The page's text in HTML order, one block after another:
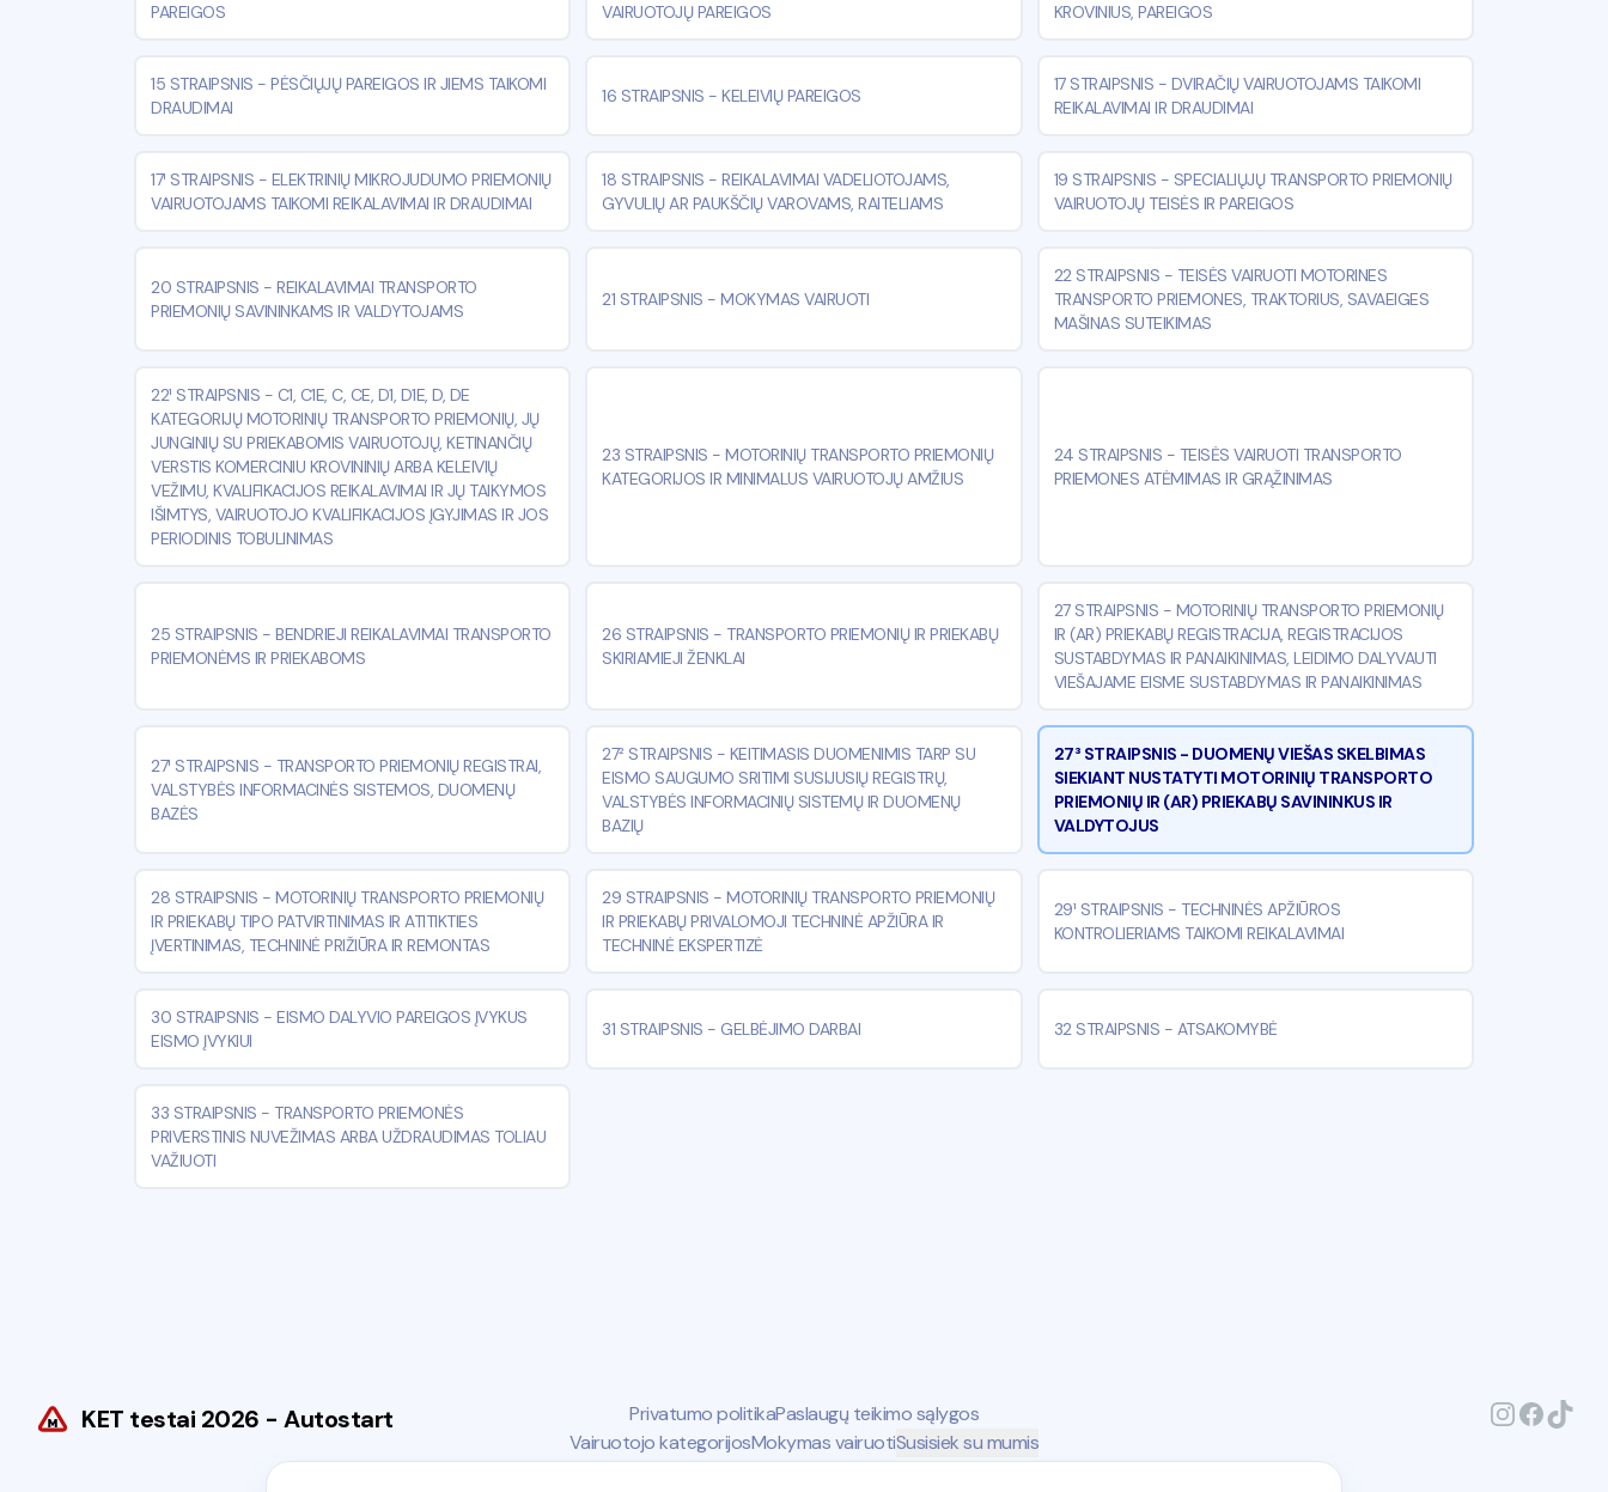
PAREIGOS
VAIRUOTOJŲ PAREIGOS
KROVINIUS, PAREIGOS
15 STRAIPSNIS - PĖSČIŲJŲ PAREIGOS IR JIEMS TAIKOMI
DRAUDIMAI
16 STRAIPSNIS -KELEIVIŲ PAREIGOS
17 STRAIPSNIS - DVIRAČIŲ VAIRUOTOJAMS TAIKOMI
REIKALAVIMAI IR DRAUDIMAI
17¹ STRAIPSNIS - ELEKTRINIŲ MIKROJUDUMO PRIEMONIŲ
VAIRUOTOJAMS TAIKOMI REIKALAVIMAI IR DRAUDIMAI
18 STRAIPSNIS -REIKALAVIMAI VADELIOTOJAMS,
GYVULIŲ AR PAUKŠČIŲ VAROVAMS, RAITELIAMS
19 STRAIPSNIS - SPECIALIŲJŲ TRANSPORTO PRIEMONIŲ
VAIRUOTOJŲ TEISĖS IR PAREIGOS
20 STRAIPSNIS - REIKALAVIMAI TRANSPORTO
PRIEMONIŲ SAVININKAMS IR VALDYTOJAMS
21 STRAIPSNIS -MOKYMAS VAIRUOTI
22 STRAIPSNIS - TEISĖS VAIRUOTI MOTORINES
TRANSPORTO PRIEMONES, TRAKTORIUS, SAVAEIGES
MAŠINAS SUTEIKIMAS
22¹ STRAIPSNIS - C1, C1E, C, CE, D1, D1E, D, DE
KATEGORIJŲ MOTORINIŲ TRANSPORTO PRIEMONIŲ, JŲ
JUNGINIŲ SU PRIEKABOMIS VAIRUOTOJŲ, KETINANČIŲ
VERSTIS KOMERCINIU KROVININIŲ ARBA KELEIVIŲ
VEŽIMU, KVALIFIKACIJOS REIKALAVIMAI IR JŲ TAIKYMOS
IŠIMTYS, VAIRUOTOJO KVALIFIKACIJOS ĮGYJIMAS IR JOS
PERIODINIS TOBULINIMAS
23 STRAIPSNIS -MOTORINIŲ TRANSPORTO PRIEMONIŲ
KATEGORIJOS IR MINIMALUS VAIRUOTOJŲ AMŽIUS
24 STRAIPSNIS - TEISĖS VAIRUOTI TRANSPORTO
PRIEMONES ATĖMIMAS IR GRĄŽINIMAS
25 STRAIPSNIS - BENDRIEJI REIKALAVIMAI TRANSPORTO
PRIEMONĖMS IR PRIEKABOMS
26 STRAIPSNIS - TRANSPORTO PRIEMONIŲ IR PRIEKABŲ
SKIRIAMIEJI ŽENKLAI
27 STRAIPSNIS - MOTORINIŲ TRANSPORTO PRIEMONIŲ
IR (AR) PRIEKABŲ REGISTRACIJA, REGISTRACIJOS
SUSTABDYMAS IR PANAIKINIMAS, LEIDIMO DALYVAUTI
VIEŠAJAME EISME SUSTABDYMAS IR PANAIKINIMAS
27¹ STRAIPSNIS - TRANSPORTO PRIEMONIŲ REGISTRAI,
VALSTYBĖS INFORMACINĖS SISTEMOS, DUOMENŲ
BAZĖS
27² STRAIPSNIS - KEITIMASIS DUOMENIMIS TARP SU
EISMO SAUGUMO SRITIMI SUSIJUSIŲ REGISTRŲ,
VALSTYBĖS INFORMACINIŲ SISTEMŲ IR DUOMENŲ
BAZIŲ
27³ STRAIPSNIS - DUOMENŲ VIEŠAS SKELBIMAS
SIEKIANT NUSTATYTI MOTORINIŲ TRANSPORTO
PRIEMONIŲ IR (AR) PRIEKABŲ SAVININKUS IR
VALDYTOJUS
28 STRAIPSNIS - MOTORINIŲ TRANSPORTO PRIEMONIŲ
IR PRIEKABŲ TIPO PATVIRTINIMAS IR ATITIKTIES
ĮVERTINIMAS, TECHNINĖ PRIŽIŪRA IR REMONTAS
29 STRAIPSNIS -MOTORINIŲ TRANSPORTO PRIEMONIŲ
IR PRIEKABŲ PRIVALOMOJI TECHNINĖ APŽIŪRA IR
TECHNINĖ EKSPERTIZĖ
29¹ STRAIPSNIS - TECHNINĖS APŽIŪROS
KONTROLIERIAMS TAIKOMI REIKALAVIMAI
30 STRAIPSNIS - EISMO DALYVIO PAREIGOS ĮVYKUS
EISMO ĮVYKIUI
31 STRAIPSNIS - GELBĖJIMO DARBAI 32 STRAIPSNIS - ATSAKOMYBĖ
33 STRAIPSNIS - TRANSPORTO PRIEMONĖS
PRIVERSTINIS NUVEŽIMAS ARBA UŽDRAUDIMAS TOLIAU
VAŽIUOTI
KET testai 2026 - Autostart Privatumo politikaPaslaugų teikimo sąlygos
Vairuotojo kategorijosMokymas vairuotiSusisiek su mumis